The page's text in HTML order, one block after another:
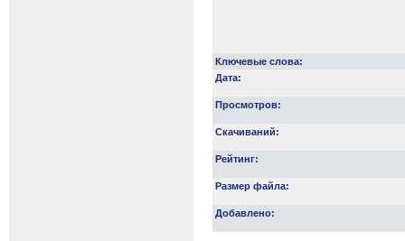
Ключевые слова:
Дата:
Просмотров:
Скачиваний:
Рейтинг:
Размер файла:
Добавлено: